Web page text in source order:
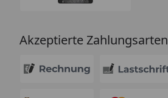
Akzeptierte Zahlungsarten